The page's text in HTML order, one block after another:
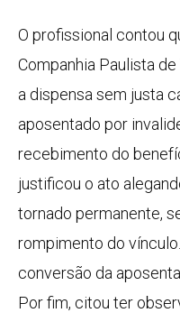
O profissional contou
Companhia Paulista
a dispensa sem justa
aposentado por
recebimento do
justificou o ato
tornado permanente,
rompimento do
conversão da
Por fim, citou ter